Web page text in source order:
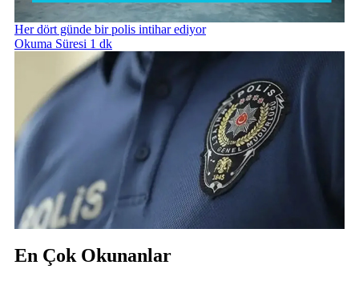
Her dört günde bir polis intihar ediyor
Okuma Süresi 1 dk
En Çok Okunanlar